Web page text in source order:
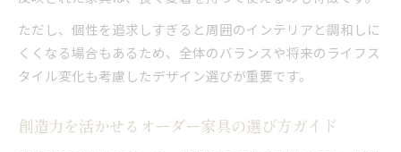
ただし、個性を追求しすぎると周囲のインテリアと調和しに
くくなる場合もあるため、全体のバランスや将来のライフス
タイル変化も考慮したデザイン選びが重要です。
創造力を活かせるオーダー家具の選び方ガイド